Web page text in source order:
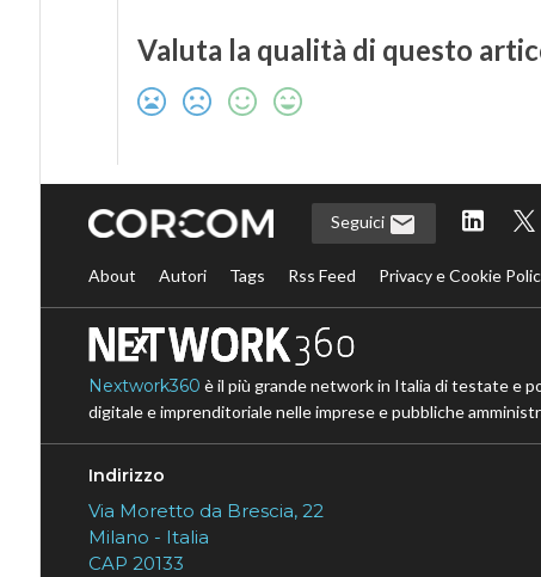
Valuta la qualità di questo
Seguici
About Autori Tags Rss Feed Privacy e Cookie
Nextwork360 è il più grande network in Italia di testate e
digitale e imprenditoriale nelle imprese e pubbliche
Indirizzo
Via Moretto da Brescia, 22
Milano - Italia
CAP 20133